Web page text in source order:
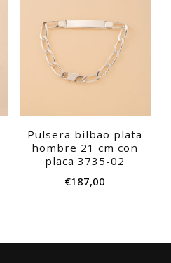
Pulsera bilbao plata
hombre 21 cm con
placa 3735-02
€187,00